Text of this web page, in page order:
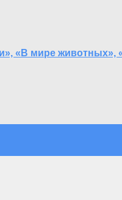
«В мире